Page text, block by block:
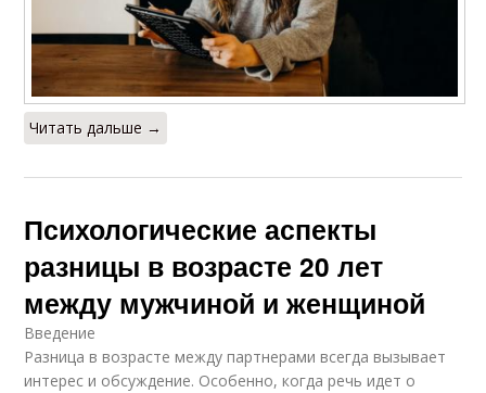
Читать дальше →
Психологические аспекты
разницы в возрасте 20 лет
между мужчиной и женщиной
Введение
Разница в возрасте между партнерами всегда вызывает
интерес и обсуждение. Особенно, когда речь идет о